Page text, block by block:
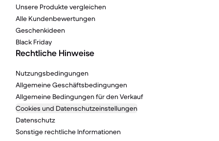
Unsere Produkte vergleichen
Alle Kundenbewertungen
Geschenkideen
Black Friday
Rechtliche Hinweise
Nutzungsbedingungen
Allgemeine Geschäftsbedingungen
Allgemeine Bedingungen für den Verkauf
Cookies und Datenschutzeinstellungen
Datenschutz
Sonstige rechtliche Informationen